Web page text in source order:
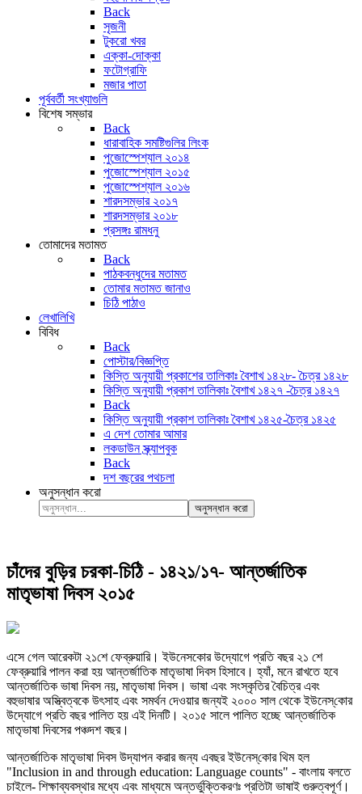
Back
সৃজনী
টুকরো খবর
এক্কা-দোক্কা
ফটোগ্রাফি
মজার পাতা
পূর্ববর্তী সংখ্যাগুলি
বিশেষ সম্ভার
Back
ধারাবাহিক সমষ্টিগুলির লিংক
পুজোস্পেশ্যাল ২০১৪
পুজোস্পেশ্যাল ২০১৫
পুজোস্পেশ্যাল ২০১৬
শারদসম্ভার ২০১৭
শারদসম্ভার ২০১৮
প্রসঙ্গঃ রামধনু
তোমাদের মতামত
Back
পাঠকবন্ধুদের মতামত
তোমার মতামত জানাও
চিঠি পাঠাও
লেখালিখি
বিবিধ
Back
পোস্টার/বিজ্ঞপ্তি
কিস্তি অনুযায়ী প্রকাশের তালিকাঃ বৈশাখ ১৪২৮- চৈত্র ১৪২৮
কিস্তি অনুযায়ী প্রকাশ তালিকাঃ বৈশাখ ১৪২৭ -চৈত্র ১৪২৭
Back
কিস্তি অনুযায়ী প্রকাশ তালিকাঃ বৈশাখ ১৪২৫-চৈত্র ১৪২৫
এ দেশ তোমার আমার
লকডাউন স্ক্র্যাপবুক
Back
দশ বছরের পথচলা
অনুসন্ধান করো
অনুসন্ধান করো
চাঁদের বুড়ির চরকা-চিঠি - ১৪২১/১৭- আন্তর্জাতিক
মাতৃভাষা দিবস ২০১৫
এসে গেল আরেকটা ২১শে ফেব্রুয়ারি। ইউনেসকোর উদ্যোগে প্রতি বছর ২১ শে
ফেব্রুয়ারি পালন করা হয় আন্তর্জাতিক মাতৃভাষা দিবস হিসাবে। হ্যাঁ, মনে রাখতে হবে
আন্তর্জাতিক ভাষা দিবস নয়, মাতৃভাষা দিবস। ভাষা এবং সংস্কৃতির বৈচিত্র এবং
বহুভাষার অস্ত্বিত্বকে উৎসাহ এবং সমর্থন দেওয়ার জন্যই ২০০০ সাল থেকে ইউনেস্‌কোর
উদ্যোগে প্রতি বছর পালিত হয় এই দিনটি। ২০১৫ সালে পালিত হচ্ছে আন্তর্জাতিক
মাতৃভাষা দিবসের পঞ্চদশ বছর।
আন্তর্জাতিক মাতৃভাষা দিবস উদ্‌যাপন করার জন্য এবছর ইউনেস্‌কোর থিম হল
"Inclusion in and through education: Language counts" - বাংলায় বলতে
চাইলে- শিক্ষাব্যবস্থার মধ্যে এবং মাধ্যমে অন্তর্ভুক্তিকরণঃ প্রতিটা ভাষাই গুরুত্বপূর্ণ।